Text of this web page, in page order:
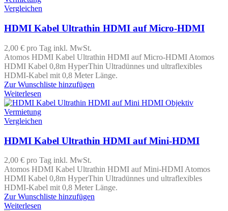
Vergleichen
HDMI Kabel Ultrathin HDMI auf Micro-HDMI
2,00 € pro Tag inkl. MwSt.
Atomos HDMI Kabel Ultrathin HDMI auf Micro-HDMI Atomos
HDMI Kabel 0,8m HyperThin Ultradünnes und ultraflexibles
HDMI-Kabel mit 0,8 Meter Länge.
Zur Wunschliste hinzufügen
Weiterlesen
Vergleichen
HDMI Kabel Ultrathin HDMI auf Mini-HDMI
2,00 € pro Tag inkl. MwSt.
Atomos HDMI Kabel Ultrathin HDMI auf Mini-HDMI Atomos
HDMI Kabel 0,8m HyperThin Ultradünnes und ultraflexibles
HDMI-Kabel mit 0,8 Meter Länge.
Zur Wunschliste hinzufügen
Weiterlesen